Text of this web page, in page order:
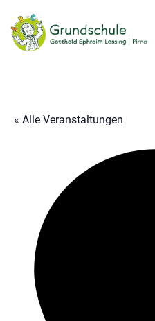
« Alle Veranstaltungen